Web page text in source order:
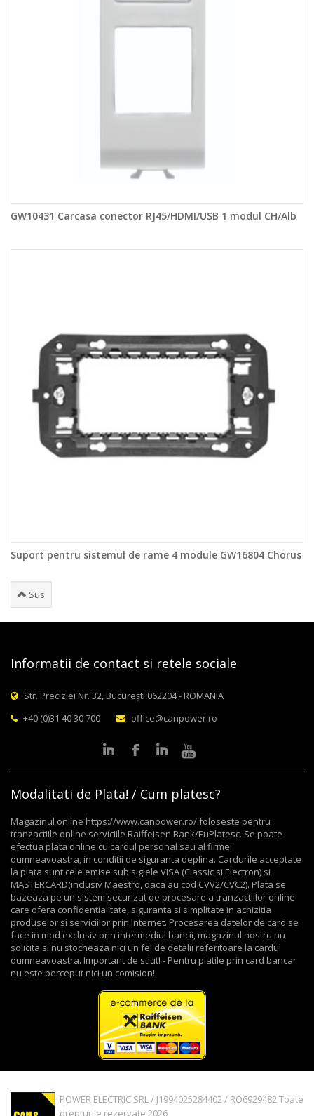
GW10431 Carcasa conector RJ45/HDMI/USB 1 modul CH/Alb
Suport pentru sistemul de rame 4 module GW16804 Chorus
Sus
Informatii de contact si retele sociale
Str. Preciziei Nr. 32, București 062204 - ROMANIA
+40 (0)31 40 30 700
office@canpower.ro
Modalitati de Plata! / Cum platesc?
Magazinul online https://www.canpower.ro/ foloseste pentru
tranzactiile online serviciile Raiffeisen Bank/EuPlatesc. Se poate
efectua plata online cu cardul personal sau al firmei
dumneavoastra, in conditii de siguranta deplina. Cardurile acceptate
la plata sunt cele emise sub siglele VISA (Classic si Electron) si
MASTERCARD(inclusiv Maestro, daca au cod CVV2/CVC2). Plata se
bazeaza pe un sistem securizat de procesare a tranzactiilor online
care ofera confidentialitate, siguranta si simplitate in achizitia
produselor si serviciilor prin Internet. Procesarea datelor de card se
face in mod exclusiv prin intermediul bancii, magazinul nostru nu
solicita si nu stocheaza nici un fel de detalii referitoare la cardul
dumneavoastra. Important de stiut! - Pentru platile prin card bancar
nu este perceput nici un comision!
POWER ELECTRIC SRL / J1994025284402 / RO6929482 Toate
drepturile rezervate 2026